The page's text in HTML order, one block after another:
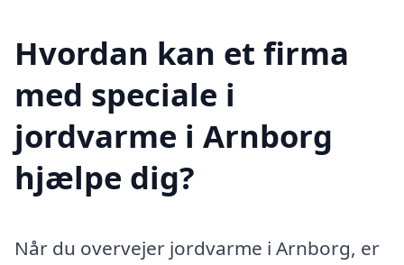
Hvordan kan et firma
med speciale i
jordvarme i Arnborg
hjælpe dig?
Når du overvejer jordvarme i Arnborg, er